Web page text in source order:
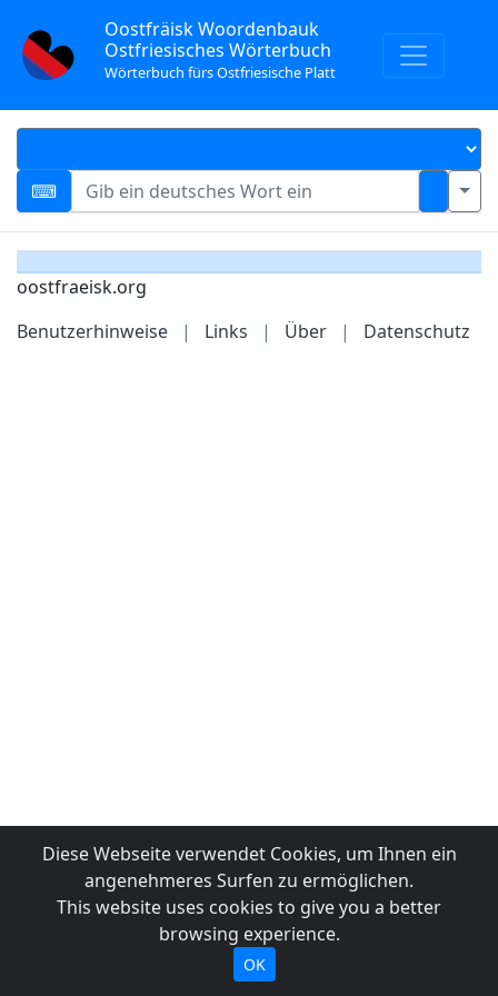
Oostfräisk Woordenbauk
Ostfriesisches Wörterbuch
Wörterbuch fürs Ostfriesische Platt
oostfraeisk.org
Benutzerhinweise
| Links | Über | Datenschutz
Diese Webseite verwendet Cookies, um Ihnen ein
angenehmeres Surfen zu ermöglichen.
This website uses cookies to give you a better
browsing experience.
OK